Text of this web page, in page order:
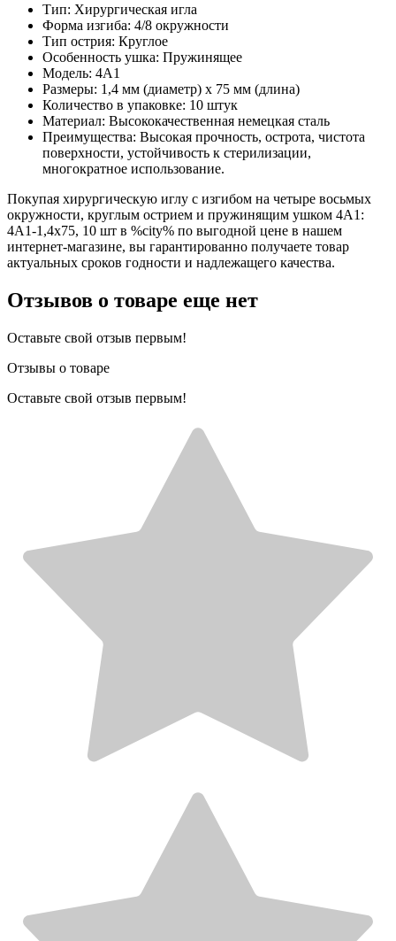
Тип: Хирургическая игла
Форма изгиба: 4/8 окружности
Тип острия: Круглое
Особенность ушка: Пружинящее
Модель: 4А1
Размеры: 1,4 мм (диаметр) х 75 мм (длина)
Количество в упаковке: 10 штук
Материал: Высококачественная немецкая сталь
Преимущества: Высокая прочность, острота, чистота
поверхности, устойчивость к стерилизации,
многократное использование.
Покупая хирургическую иглу с изгибом на четыре восьмых
окружности, круглым острием и пружинящим ушком 4А1:
4А1-1,4х75, 10 шт в %city% по выгодной цене в нашем
интернет-магазине, вы гарантированно получаете товар
актуальных сроков годности и надлежащего качества.
Отзывов о товаре еще нет
Оставьте свой отзыв первым!
Отзывы о товаре
Оставьте свой отзыв первым!